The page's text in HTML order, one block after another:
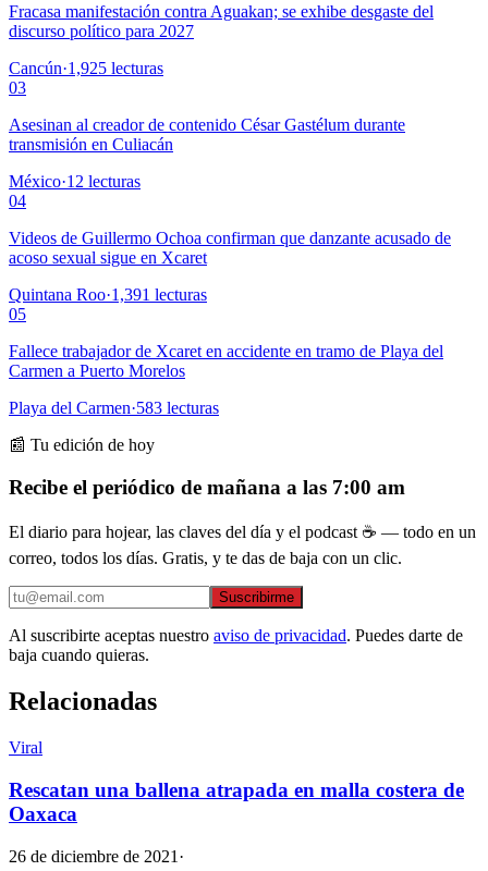
Fracasa manifestación contra Aguakan; se exhibe desgaste del
discurso político para 2027
Cancún·1,925 lecturas
03
Asesinan al creador de contenido César Gastélum durante
transmisión en Culiacán
México·12 lecturas
04
Videos de Guillermo Ochoa confirman que danzante acusado de
acoso sexual sigue en Xcaret
Quintana Roo·1,391 lecturas
05
Fallece trabajador de Xcaret en accidente en tramo de Playa del
Carmen a Puerto Morelos
Playa del Carmen·583 lecturas
📰 Tu edición de hoy
Recibe el periódico de mañana a las 7:00 am
El diario para hojear, las claves del día y el podcast ☕ — todo en un
correo, todos los días. Gratis, y te das de baja con un clic.
Suscribirme
Al suscribirte aceptas nuestro aviso de privacidad. Puedes darte de
baja cuando quieras.
Relacionadas
Viral
Rescatan una ballena atrapada en malla costera de
Oaxaca
26 de diciembre de 2021 ·